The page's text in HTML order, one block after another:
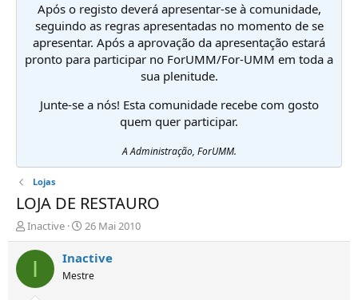
Após o registo deverá apresentar-se à comunidade,
seguindo as regras apresentadas no momento de se
apresentar. Após a aprovação da apresentação estará
pronto para participar no ForUMM/For-UMM em toda a
sua plenitude.
Junte-se a nós! Esta comunidade recebe com gosto
quem quer participar.
A Administração, ForUMM.
Lojas
LOJA DE RESTAURO
I
n
i
i
Inactive
D
a
t
d
26 Mai 2010
I Inactive
Mestre